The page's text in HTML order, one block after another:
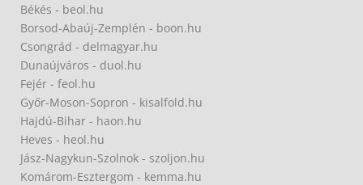
Békés - beol.hu
Borsod-Abaúj-Zemplén - boon.hu
Csongrád - delmagyar.hu
Dunaújváros - duol.hu
Fejér - feol.hu
Győr-Moson-Sopron - kisalfold.hu
Hajdú-Bihar - haon.hu
Heves - heol.hu
Jász-Nagykun-Szolnok - szoljon.hu
Komárom-Esztergom - kemma.hu